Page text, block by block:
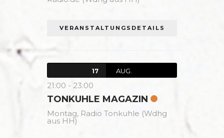
VERANSTALTUNGSDETAILS
17 AUG.
21:00 - 23:00
TONKUHLE MAGAZIN
Montag, Radio Tonkuhle (Wdhg
aus HH)